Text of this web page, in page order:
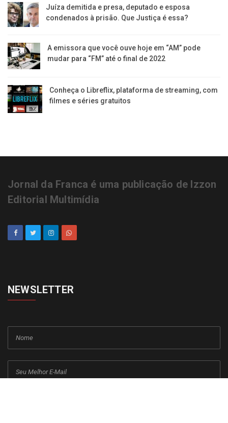
Juíza demitida e presa, deputado e esposa
condenados à prisão. Que Justiça é essa?
A emissora que você ouve hoje em “AM” pode
mudar para “FM” até o final de 2022
Conheça o Libreflix, plataforma de streaming, com
filmes e séries gratuitos
Jornal da Franca é uma publicação de Izzon
Editorial Multimídia
NEWSLETTER